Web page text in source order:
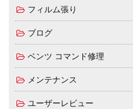
フィルム張り
ブログ
ベンツ コマンド修理
メンテナンス
ユーザーレビュー